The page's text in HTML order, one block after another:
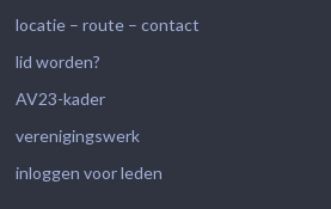
locatie – route – contact
lid worden?
AV23-kader
verenigingswerk
inloggen voor leden